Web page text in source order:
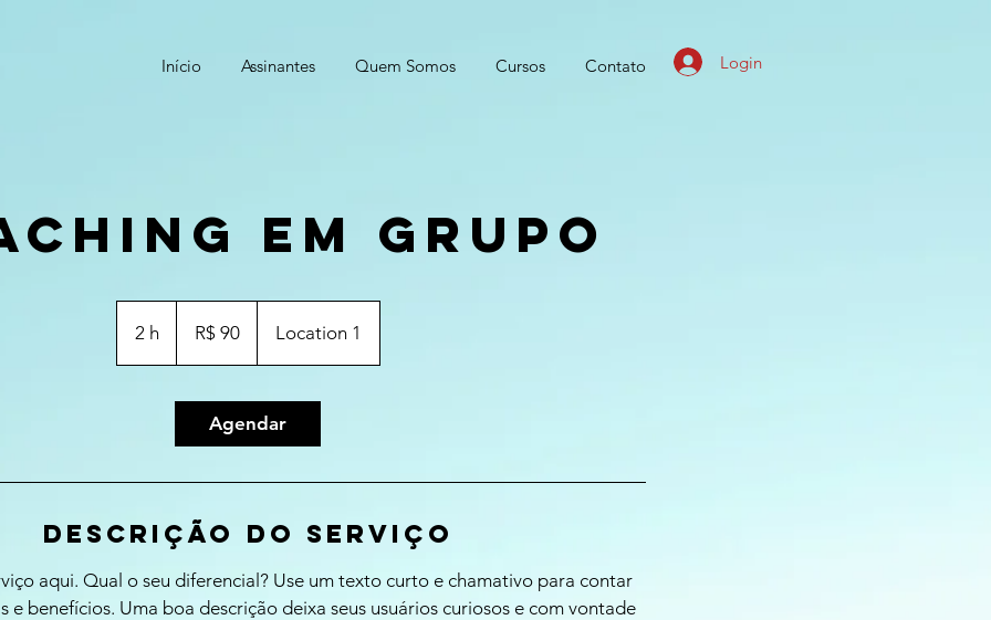
Início Assinantes Quem Somos Cursos Contato Login
em Grupo
2 h2
h
brasileiros
R$ 90 Location 1
Agendar
Descrição do serviço
aqui. Qual o seu diferencial? Use um texto curto e chamativo para contar
e benefícios. Uma boa descrição deixa seus usuários curiosos e com vontade